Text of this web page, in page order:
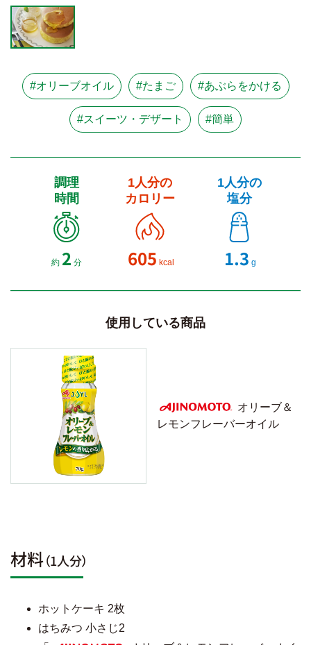
#オリーブオイル #たまご #あぶらをかける
#スイーツ・デザート #簡単
調理
時間
約 2 分
1人分の
カロリー
605 kcal
1人分の
塩分
1.3 g
使用している商品
AJINOMOTO
オリーブ＆
レモンフレーバーオイル
材料（1人分）
ホットケーキ 2枚
はちみつ 小さじ2